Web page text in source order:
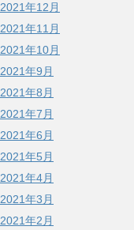
2021年12月
2021年11月
2021年10月
2021年9月
2021年8月
2021年7月
2021年6月
2021年5月
2021年4月
2021年3月
2021年2月